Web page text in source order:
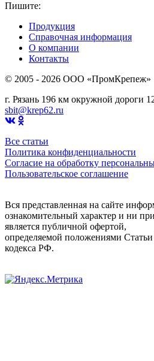
Пишите:
Продукция
Справочная информация
О компании
Контакты
© 2005 - 2026 OOO «ПромКрепеж»
г. Рязань 196 км окружной дороги
sbit@krep62.ru
Все статьи
Политика конфиденциальности
Согласие на обработку
Пользовательское соглашение
Вся представленная на сайте
ознакомительный характер и ни
является публичной офертой,
определяемой положениями
кодекса РФ.